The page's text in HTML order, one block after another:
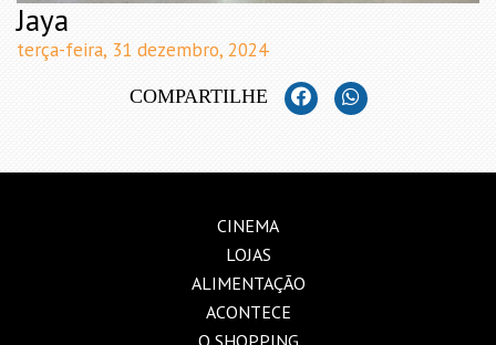
Jaya
terça-feira, 31 dezembro, 2024
COMPARTILHE
CINEMA
LOJAS
ALIMENTAÇÃO
ACONTECE
O SHOPPING